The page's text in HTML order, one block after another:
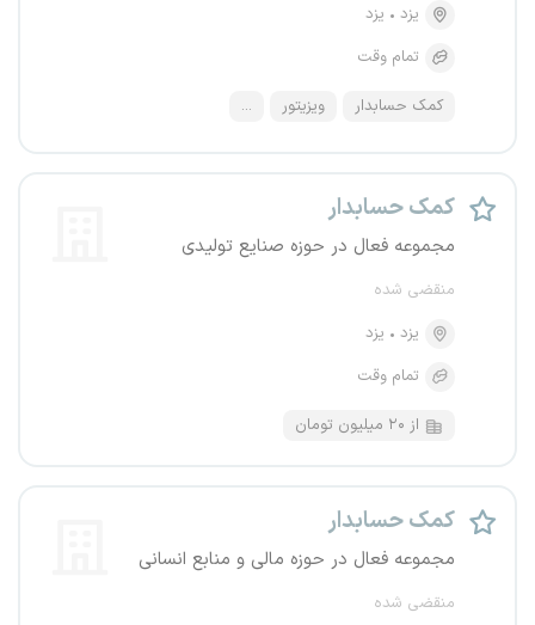
یزد
یزد
تمام وقت
کمک حسابدار ویزیتور ...
کمک حسابدار
مجموعه فعال در حوزه صنایع تولیدی
منقضی شده
یزد
یزد
تمام وقت
از ۲۰ میلیون تومان
کمک حسابدار
مجموعه فعال در حوزه مالی و منابع انسانی
منقضی شده